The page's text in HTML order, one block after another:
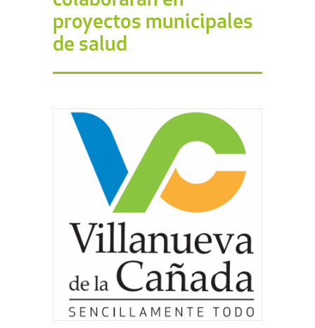
proyectos municipales
de salud